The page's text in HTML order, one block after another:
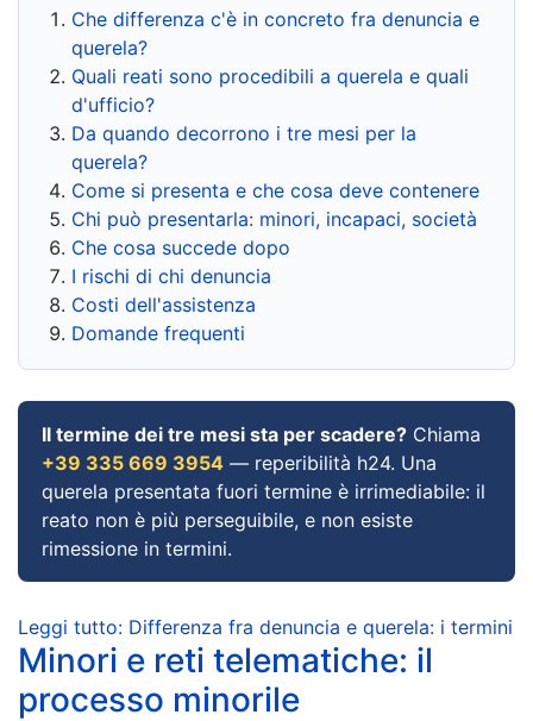
Che differenza c'è in concreto fra denuncia e
querela?
Quali reati sono procedibili a querela e quali
d'ufficio?
Da quando decorrono i tre mesi per la
querela?
Come si presenta e che cosa deve contenere
Chi può presentarla: minori, incapaci, società
Che cosa succede dopo
I rischi di chi denuncia
Costi dell'assistenza
Domande frequenti
Il termine dei tre mesi sta per scadere? Chiama
+39 335 669 3954 — reperibilità h24. Una
querela presentata fuori termine è irrimediabile: il
reato non è più perseguibile, e non esiste
rimessione in termini.
Leggi tutto: Differenza fra denuncia e querela: i termini
Minori e reti telematiche: il
processo minorile